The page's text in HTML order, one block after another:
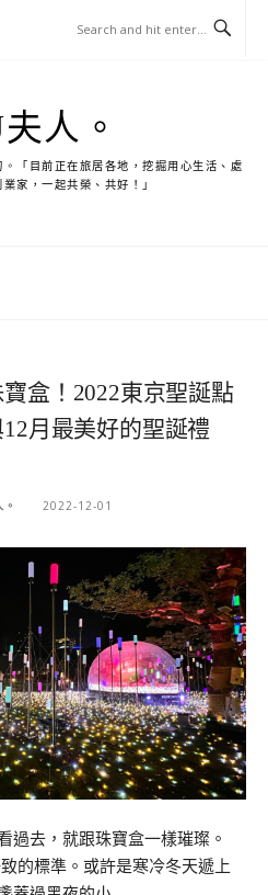
夫人。
「目前正在旅居各地，挖掘用心生活、處
家，一起共榮、共好！」
盒！2022東京聖誕點
月最美好的聖誕禮
2022-12-01
過去，就跟珠寶盒一樣璀璨。
的標準。或許是寒冷冬天遞上